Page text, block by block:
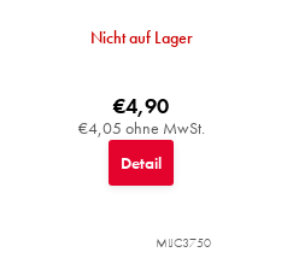
Nicht auf Lager
€4,05 ohne MwSt.
€4,90
Detail
MIJC3750